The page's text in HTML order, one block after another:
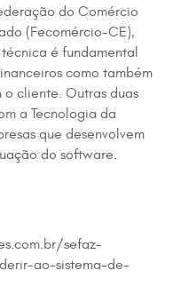
do Comércio
(Fecomércio-CE),
é fundamental
como também
cliente. Outras duas
a Tecnologia da
que desenvolvem
do software.
sefaz-
ao-sistema-de-